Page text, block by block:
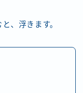
、浮きます。